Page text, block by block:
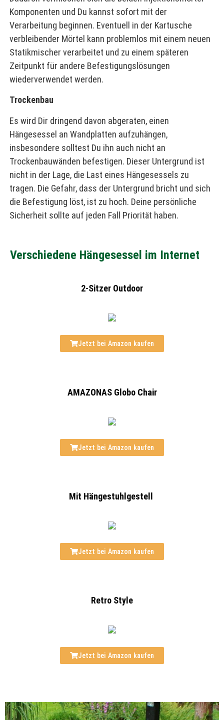
Komponenten und Du kannst sofort mit der
Verarbeitung beginnen. Eventuell in der Kartusche
verbleibender Mörtel kann problemlos mit einem neuen
Statikmischer verarbeitet und zu einem späteren
Zeitpunkt für andere Befestigungslösungen
wiederverwendet werden.
Trockenbau
Es wird Dir dringend davon abgeraten, einen
Hängesessel an Wandplatten aufzuhängen,
insbesondere solltest Du ihn auch nicht an
Trockenbauwänden befestigen. Dieser Untergrund ist
nicht in der Lage, die Last eines Hängesessels zu
tragen. Die Gefahr, dass der Untergrund bricht und sich
die Befestigung löst, ist zu hoch. Deine persönliche
Sicherheit sollte auf jeden Fall Priorität haben.
Verschiedene Hängesessel im Internet
2-Sitzer Outdoor
Jetzt bei Amazon kaufen
AMAZONAS Globo Chair
Jetzt bei Amazon kaufen
Mit Hängestuhlgestell
Jetzt bei Amazon kaufen
Retro Style
Jetzt bei Amazon kaufen